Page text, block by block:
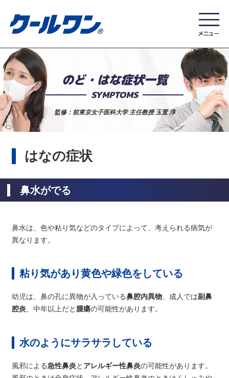
のど・はな症状一覧
SYMPTOMS
監修：前東京女子医科大学 主任教授 玉置 淳
はなの症状
鼻水がでる
鼻水は、色や粘り気などのタイプによって、考えられる病気が
異なります。
粘り気があり黄色や緑色をしている
幼児は、鼻の孔に異物が入っている鼻腔内異物、成人では副鼻
腔炎、中年以上だと 腫瘍の可能性があります。
水のようにサラサラしている
風邪による急性鼻炎 と アレルギー性鼻炎の可能性があります。